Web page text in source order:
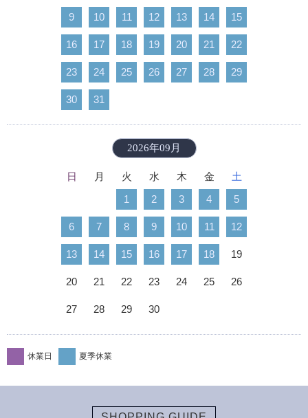
9 10 11 12 13 14 15
16 17 18 19 20 21 22
23 24 25 26 27 28 29
30 31
2026年09月
日 月 火 水 木 金
土
1
2 3 4 5
6 7 8 9 10 11 12
13 14 15 16 17 18 19
20 21 22 23 24 25 26
27 28 29 30
休業日 夏季休業